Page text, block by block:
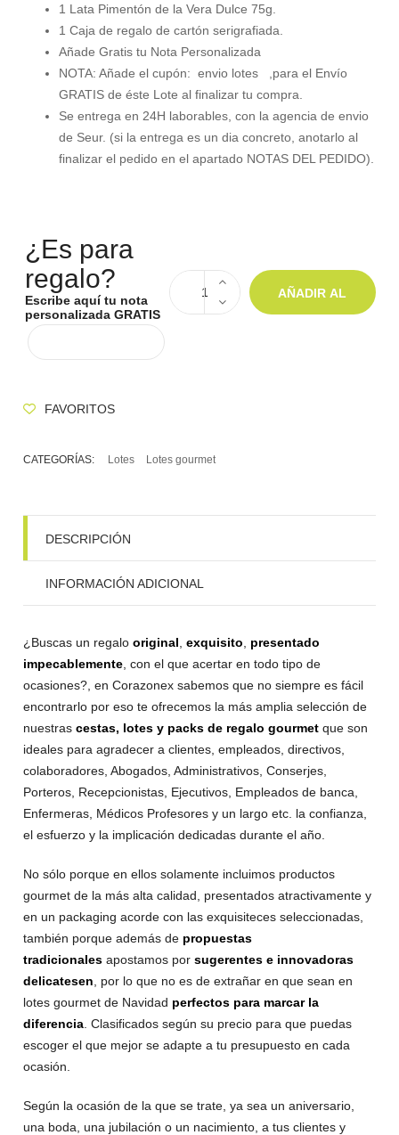
1 Lata Pimentón de la Vera Dulce 75g.
1 Caja de regalo de cartón serigrafiada.
Añade Gratis tu Nota Personalizada
NOTA: Añade el cupón: envio lotes ,para el Envío
GRATIS de éste Lote al finalizar tu compra.
Se entrega en 24H laborables, con la agencia de envio
de Seur. (si la entrega es un dia concreto, anotarlo al
finalizar el pedido en el apartado NOTAS DEL PEDIDO).
¿Es para
regalo?
Escribe aquí tu nota
personalizada GRATIS
AÑADIR AL
FAVORITOS
CATEGORÍAS: Lotes Lotes gourmet
DESCRIPCIÓN
INFORMACIÓN ADICIONAL
¿Buscas un regalooriginal ,exquisito
presentado
impecablemente , con el que acertar en todo tipo de
ocasiones?, en Corazonex sabemos que no siempre es fácil
encontrarlo por eso te ofrecemos la más amplia selección de
nuestrascestas, lotes y packs de regalo gourmet que son
ideales para agradecer a clientes, empleados, directivos,
colaboradores, Abogados, Administrativos, Conserjes,
Porteros, Recepcionistas, Ejecutivos, Empleados de banca,
Enfermeras, Médicos Profesores y un largo etc. la confianza,
el esfuerzo y la implicación dedicadas durante el año.
No sólo porque en ellos solamente incluimos productos
gourmet de la más alta calidad, presentados atractivamente y
en un packaging acorde con las exquisiteces seleccionadas,
también porque además de propuestas
tradicionales apostamos porsugerentes e innovadoras
delicatesen , por lo que no es de extrañar en que sean en
lotes gourmet de Navidad perfectos para marcar la
diferencia . Clasificados según su precio para que puedas
escoger el que mejor se adapte a tu presupuesto en cada
ocasión.
Según la ocasión de la que se trate, ya sea un aniversario,
una boda, una jubilación o un nacimiento, a tus clientes y